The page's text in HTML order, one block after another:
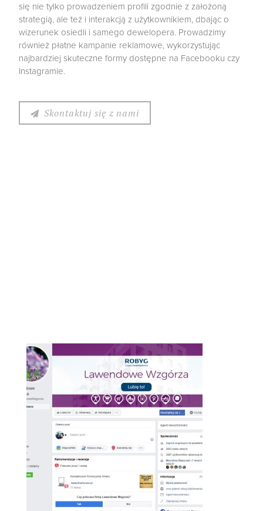
się nie tylko prowadzeniem profili zgodnie z założoną
strategią, ale też i interakcją z użytkownikiem, dbając o
wizerunek osiedli i samego dewelopera. Prowadzimy
również płatne kampanie reklamowe, wykorzystując
najbardziej skuteczne formy dostępne na Facebooku czy
Instagramie.
Skontaktuj się z nami